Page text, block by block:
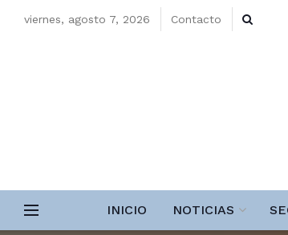
viernes, agosto 7, 2026 Contacto
INICIO NOTICIAS